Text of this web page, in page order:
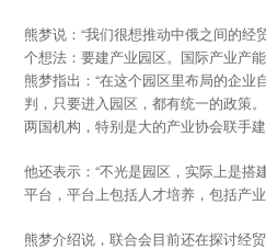
熊梦说：“我们很想推动中俄之间的经
个想法：要建产业园区。国际产业产
熊梦指出：“在这个园区里布局的企业
判，只要进入园区，都有统一的政策
两国机构，特别是大的产业协会联手建
他还表示：“不光是园区，实际上是搭
平台，平台上包括人才培养，包括产
熊梦介绍说，联合会目前还在探讨经